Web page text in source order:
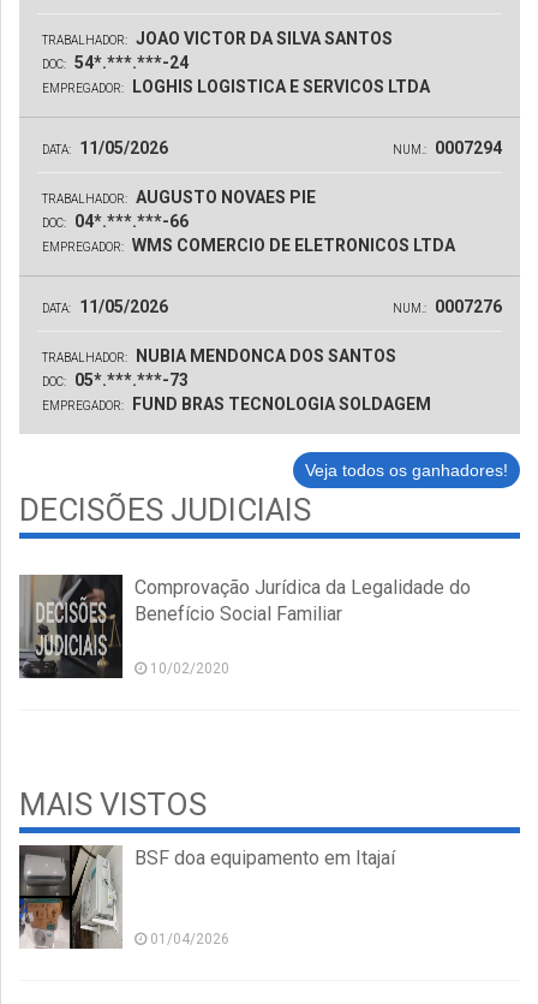
TRABALHADOR: JOAO VICTOR DA SILVA SANTOS
DOC: 54*.***.***-24
EMPREGADOR: LOGHIS LOGISTICA E SERVICOS LTDA
DATA: 11/05/2026 NUM.: 0007294
TRABALHADOR: AUGUSTO NOVAES PIE
DOC: 04*.***.***-66
EMPREGADOR: WMS COMERCIO DE ELETRONICOS LTDA
DATA: 11/05/2026 NUM.: 0007276
TRABALHADOR: NUBIA MENDONCA DOS SANTOS
DOC: 05*.***.***-73
EMPREGADOR: FUND BRAS TECNOLOGIA SOLDAGEM
Veja todos os ganhadores!
DECISÕES JUDICIAIS
Comprovação Jurídica da Legalidade do
Benefício Social Familiar
10/02/2020
MAIS VISTOS
BSF doa equipamento em Itajaí
01/04/2026